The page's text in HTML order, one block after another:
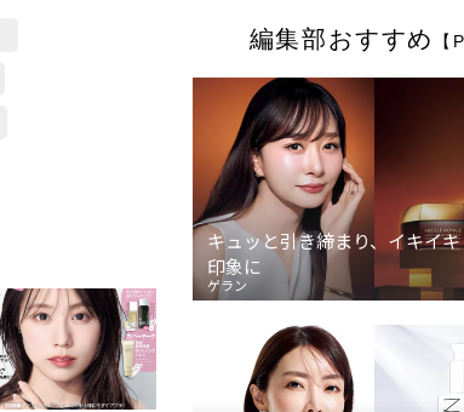
編集部おすすめ 【
キュッと引き締まり、イキイ
印象に
ゲラン